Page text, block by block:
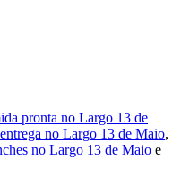
pronta no Largo 13 de
entrega no Largo 13 de Maio,
no Largo 13 de Maio e